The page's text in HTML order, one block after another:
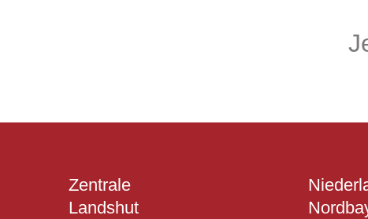
Zentrale
Landshut